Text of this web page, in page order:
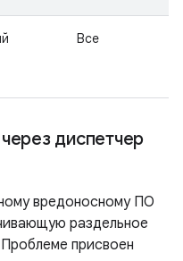
Все
диспетчер
вредоносному ПО
раздельное
присвоен